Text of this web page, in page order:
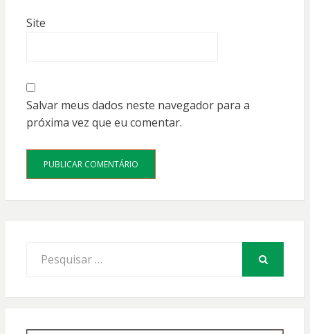
Site
Salvar meus dados neste navegador para a
próxima vez que eu comentar.
por: